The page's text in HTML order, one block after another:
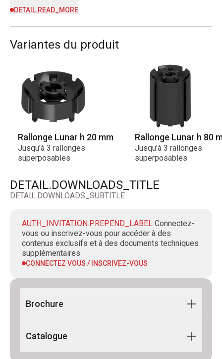
DETAIL.READ_MORE
Variantes du produit
Rallonge Lunar h 20 mm
Jusqu'à 3 rallonges
superposables
Rallonge Lunar h 80
Jusqu'à 3 rallonges
superposables
DETAIL.DOWNLOADS_TITLE
DETAIL.DOWNLOADS_SUBTITLE
AUTH_INVITATION.PREPEND_LABEL Connectez-
vous ou inscrivez-vous pour accéder à des
contenus exclusifs et à des documents techniques
supplémentaires
CONNECTEZ VOUS / INSCRIVEZ-VOUS
Brochure
Flyer Lunar Support 2026_FR-
Catalogue